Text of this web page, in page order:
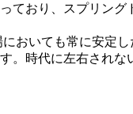
ており、スプリング
おいても常に安定
。時代に左右され